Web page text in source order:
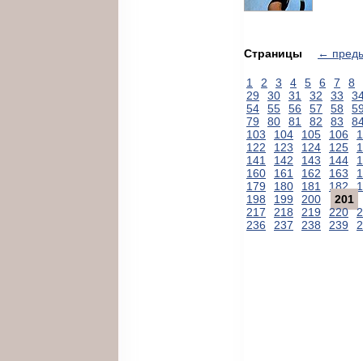
Страницы ←
1 2 3 4 5 6 7
8
29
30 31 32 33
54
55 56 57 58
79
80 81 82 83
103
104 105 106
122
123 124 125
141
142 143 144
160
161 162 163
179
180 181 182
198
199 200
201
217
218 219 220
236
237 238 239